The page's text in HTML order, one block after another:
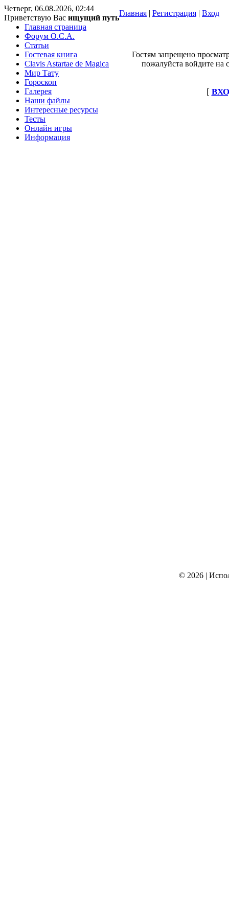
Четверг, 06.08.2026, 02:44
Приветствую Вас ищущий путь
Главная | Регистрация | Вход
Главная страница
Форум O.C.A.
Статьи
Гостевая книга
Clavis Astartae de Magica
Мир Тату
Гороскоп
Галерея
Наши файлы
Интересные ресурсы
Тесты
Онлайн игры
Информация
Гостям запрещено
пожалуйста войдите на
[
© 2026|